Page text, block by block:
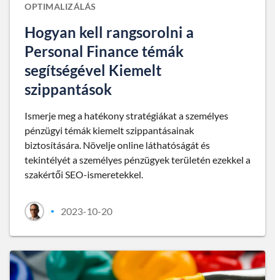
OPTIMALIZÁLÁS
Hogyan kell rangsorolni a
Personal Finance témák
segítségével Kiemelt
szippantások
Ismerje meg a hatékony stratégiákat a személyes
pénzügyi témák kiemelt szippantásainak
biztosítására. Növelje online láthatóságát és
tekintélyét a személyes pénzügyek területén ezekkel a
szakértői SEO-ismeretekkel.
• 2023-10-20